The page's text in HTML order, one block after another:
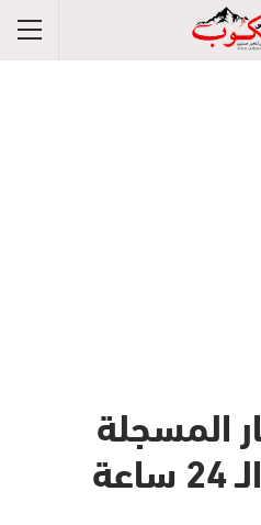
المسجلة
بالمملكة خلال الـ 24 ساعة